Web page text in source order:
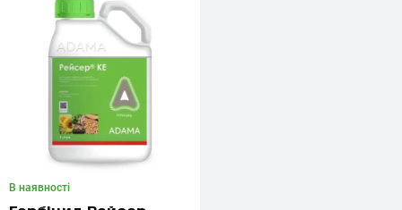
В наявності